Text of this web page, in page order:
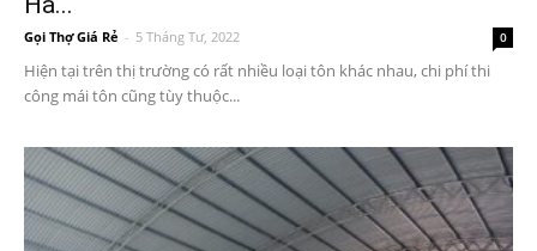
Gọi Thợ Giá Rẻ - 5 Tháng Tư, 2022 0
Hiện tại trên thị trường có rất nhiều loại tôn khác nhau, chi phí thi
công mái tôn cũng tùy thuộc...